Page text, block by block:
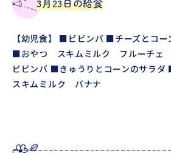
3月23日の給食
【幼児食】 ■ビビンバ ■チーズとコ
■おやつ スキムミルク フルーチェ
ビビンバ ■きゅうりとコーンのサラ
スキムミルク バナナ